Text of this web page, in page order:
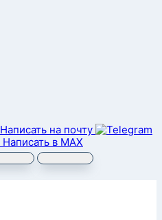
Написать на почту
Написать в MAX